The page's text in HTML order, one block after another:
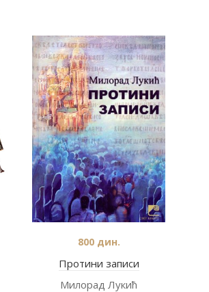
Протини записи
800дин.
Милорад Лукић